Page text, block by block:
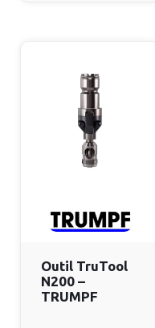
Outil TruTool
N200 –
TRUMPF